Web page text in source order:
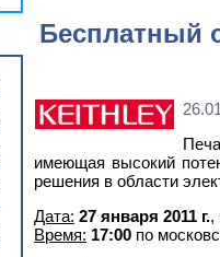
Бесплатный
имеющая высокий
решения в области
Дата: 27 января 2011 г.,
Время: 17:00 по